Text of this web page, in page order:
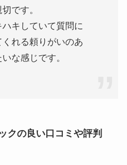
です。
ハキしていて質問に
くれる頼りがいのあ
な感じです。
クの良い口コミや評判